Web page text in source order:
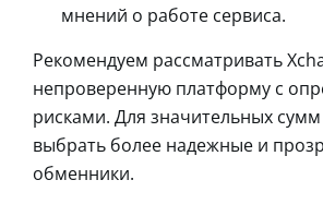
мнений о работе сервиса.
Рекомендуем рассматривать
непроверенную платформу с
рисками. Для значительных
выбрать более надежные и
обменники.